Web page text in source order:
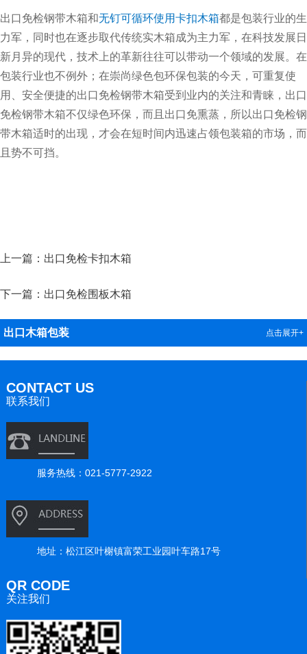
出口免检钢带木箱和无钉可循环使用卡扣木箱都是包装行业的生
力军，同时也在逐步取代传统实木箱成为主力军，在科技发展日
新月异的现代，技术上的革新往往可以带动一个领域的发展。在
包装行业也不例外；在崇尚绿色包环保包装的今天，可重复使
用、安全便捷的出口免检钢带木箱受到业内的关注和青睐，出口
免检钢带木箱不仅绿色环保，而且出口免熏蒸，所以出口免检钢
带木箱适时的出现，才会在短时间内迅速占领包装箱的市场，而
且势不可挡。
上一篇：出口免检卡扣木箱
下一篇：出口免检围板木箱
出口木箱包装 点击展开+
CONTACT US
联系我们
服务热线：021-5777-2922
地址：松江区叶榭镇富荣工业园叶车路17号
QR CODE
关注我们